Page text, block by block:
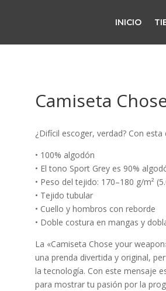
INICIO
Camiseta
¿Difícil escoger, verdad? Con
• 100% algodón
• El tono Sport Grey es 90%
• Peso del tejido: 170–180 g/m²
• Tejido tubular
• Cuello y hombros con reborde
• Doble costura en mangas y
La «Camiseta Chose your
una prenda divertida y original,
la tecnología. Con este mensaje
para mostrar tu pasión por la